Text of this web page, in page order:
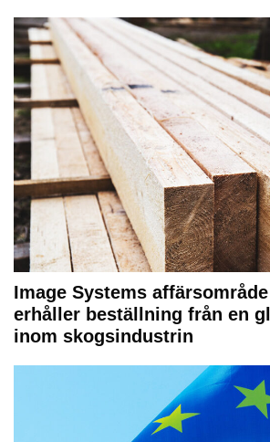
Image Systems
erhåller beställning från en
inom skogsindustrin